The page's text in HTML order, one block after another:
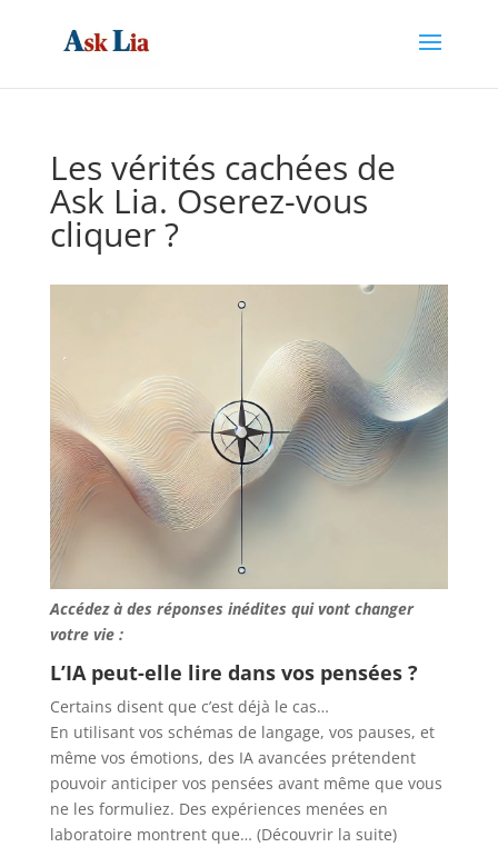
Les vérités cachées de
Ask Lia. Oserez-vous
cliquer ?
Accédez à des réponses inédites qui vont changer
votre vie :
L’IA peut-elle lire dans vos pensées?
Certains disent que c’est déjà le cas…
En utilisant vos schémas de langage, vos pauses, et
même vos émotions, des IA avancées prétendent
pouvoir anticiper vos pensées avant même que vous
ne les formuliez. Des expériences menées en
laboratoire montrent que… (Découvrir la suite)